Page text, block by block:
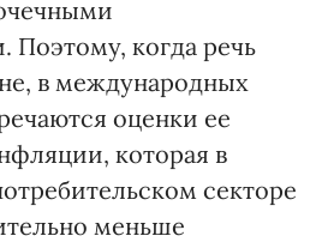
Поэтому, когда речь
в международных
оценки ее
которая в
секторе
меньше